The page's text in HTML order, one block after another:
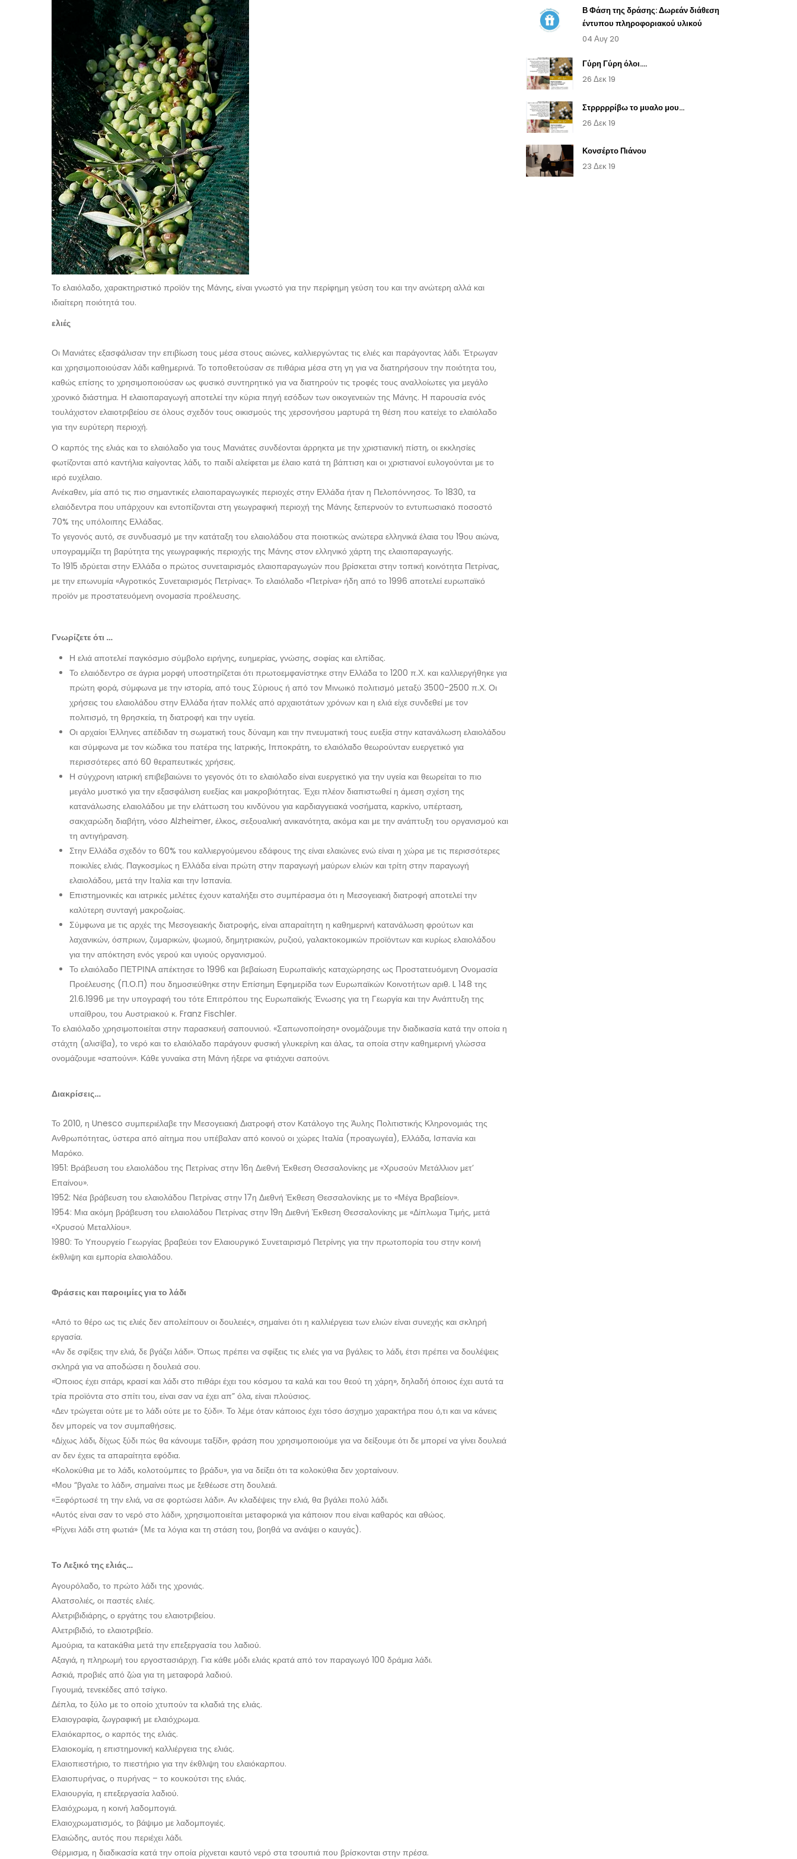
Το ελαιόλαδο, χαρακτηριστικό προϊόν της Μάνης, είναι γνωστό για την περίφημη γεύση του και την ανώτερη αλλά και
ιδιαίτερη ποιότητά του.
ελιές
Οι Μανιάτες εξασφάλισαν την επιβίωση τους μέσα στους αιώνες, καλλιεργώντας τις ελιές και παράγοντας λάδι. Έτρωγαν
και χρησιμοποιούσαν λάδι καθημερινά. Το τοποθετούσαν σε πιθάρια μέσα στη γη για να διατηρήσουν την ποιότητα του,
καθώς επίσης το χρησιμοποιούσαν ως φυσικό συντηρητικό για να διατηρούν τις τροφές τους αναλλοίωτες για μεγάλο
χρονικό διάστημα. Η ελαιοπαραγωγή αποτελεί την κύρια πηγή εσόδων των οικογενειών της Μάνης. Η παρουσία ενός
τουλάχιστον ελαιοτριβείου σε όλους σχεδόν τους οικισμούς της χερσονήσου μαρτυρά τη θέση που κατείχε το ελαιόλαδο
για την ευρύτερη περιοχή.
Ο καρπός της ελιάς και το ελαιόλαδο για τους Μανιάτες συνδέονται άρρηκτα με την χριστιανική πίστη, οι εκκλησίες
φωτίζονται από καντήλια καίγοντας λάδι, το παιδί αλείφεται με έλαιο κατά τη βάπτιση και οι χριστιανοί ευλογούνται με το
ιερό ευχέλαιο.
Ανέκαθεν, μία από τις πιο σημαντικές ελαιοπαραγωγικές περιοχές στην Ελλάδα ήταν η Πελοπόννησος. Το 1830, τα
ελαιόδεντρα που υπάρχουν και εντοπίζονται στη γεωγραφική περιοχή της Μάνης ξεπερνούν το εντυπωσιακό ποσοστό
70% της υπόλοιπης Ελλάδας.
Το γεγονός αυτό, σε συνδυασμό με την κατάταξη του ελαιολάδου στα ποιοτικώς ανώτερα ελληνικά έλαια του 19ου αιώνα,
υπογραμμίζει τη βαρύτητα της γεωγραφικής περιοχής της Μάνης στον ελληνικό χάρτη της ελαιοπαραγωγής.
Το 1915 ιδρύεται στην Ελλάδα ο πρώτος συνεταιρισμός ελαιοπαραγωγών που βρίσκεται στην τοπική κοινότητα Πετρίνας,
με την επωνυμία «Αγροτικός Συνεταιρισμός Πετρίνας». Το ελαιόλαδο «Πετρίνα» ήδη από το 1996 αποτελεί ευρωπαϊκό
προϊόν με προστατευόμενη ονομασία προέλευσης.
Γνωρίζετε ότι …
Η ελιά αποτελεί παγκόσμιο σύμβολο ειρήνης, ευημερίας, γνώσης, σοφίας και ελπίδας.
Το ελαιόδεντρο σε άγρια μορφή υποστηρίζεται ότι πρωτοεμφανίστηκε στην Ελλάδα το 1200 π.Χ. και καλλιεργήθηκε για
πρώτη φορά, σύμφωνα με την ιστορία, από τους Σύριους ή από τον Μινωικό πολιτισμό μεταξύ 3500-2500 π.Χ. Οι
χρήσεις του ελαιολάδου στην Ελλάδα ήταν πολλές από αρχαιοτάτων χρόνων και η ελιά είχε συνδεθεί με τον
πολιτισμό, τη θρησκεία, τη διατροφή και την υγεία.
Οι αρχαίοι Έλληνες απέδιδαν τη σωματική τους δύναμη και την πνευματική τους ευεξία στην κατανάλωση ελαιολάδου
και σύμφωνα με τον κώδικα του πατέρα της Ιατρικής, Ιπποκράτη, το ελαιόλαδο θεωρούνταν ευεργετικό για
περισσότερες από 60 θεραπευτικές χρήσεις.
Η σύγχρονη ιατρική επιβεβαιώνει το γεγονός ότι το ελαιόλαδο είναι ευεργετικό για την υγεία και θεωρείται το πιο
μεγάλο μυστικό για την εξασφάλιση ευεξίας και μακροβιότητας. Έχει πλέον διαπιστωθεί η άμεση σχέση της
κατανάλωσης ελαιολάδου με την ελάττωση του κινδύνου για καρδιαγγειακά νοσήματα, καρκίνο, υπέρταση,
σακχαρώδη διαβήτη, νόσο Alzheimer, έλκος, σεξουαλική ανικανότητα, ακόμα και με την ανάπτυξη του οργανισμού και
τη αντιγήρανση.
Στην Ελλάδα σχεδόν το 60% του καλλιεργούμενου εδάφους της είναι ελαιώνες ενώ είναι η χώρα με τις περισσότερες
ποικιλίες ελιάς. Παγκοσμίως η Ελλάδα είναι πρώτη στην παραγωγή μαύρων ελιών και τρίτη στην παραγωγή
ελαιολάδου, μετά την Ιταλία και την Ισπανία.
Επιστημονικές και ιατρικές μελέτες έχουν καταλήξει στο συμπέρασμα ότι η Μεσογειακή διατροφή αποτελεί την
καλύτερη συνταγή μακροζωίας.
Σύμφωνα με τις αρχές της Μεσογειακής διατροφής, είναι απαραίτητη η καθημερινή κατανάλωση φρούτων και
λαχανικών, όσπριων, ζυμαρικών, ψωμιού, δημητριακών, ρυζιού, γαλακτοκομικών προϊόντων και κυρίως ελαιολάδου
για την απόκτηση ενός γερού και υγιούς οργανισμού.
Το ελαιόλαδο ΠΕΤΡΙΝΑ απέκτησε το 1996 και βεβαίωση Ευρωπαϊκής καταχώρησης ως Προστατευόμενη Ονομασία
Προέλευσης (Π.Ο.Π) που δημοσιεύθηκε στην Επίσημη Εφημερίδα των Ευρωπαϊκών Κοινοτήτων αριθ. L 148 της
21.6.1996 με την υπογραφή του τότε Επιτρόπου της Ευρωπαϊκής Ένωσης για τη Γεωργία και την Ανάπτυξη της
υπαίθρου, του Αυστριακού κ. Franz Fischler.
Το ελαιόλαδο χρησιμοποιείται στην παρασκευή σαπουνιού. «Σαπωνοποίηση» ονομάζουμε την διαδικασία κατά την οποία η
στάχτη (αλισίβα), το νερό και το ελαιόλαδο παράγουν φυσική γλυκερίνη και άλας, τα οποία στην καθημερινή γλώσσα
ονομάζουμε «σαπούνι». Κάθε γυναίκα στη Μάνη ήξερε να φτιάχνει σαπούνι.
Διακρίσεις…
Το 2010, η Unesco συμπεριέλαβε την Μεσογειακή Διατροφή στον Κατάλογο της Άυλης Πολιτιστικής Κληρονομιάς της
Ανθρωπότητας, ύστερα από αίτημα που υπέβαλαν από κοινού οι χώρες Ιταλία (προαγωγέα), Ελλάδα, Ισπανία και
Μαρόκο.
1951: Βράβευση του ελαιολάδου της Πετρίνας στην 16η Διεθνή Έκθεση Θεσσαλονίκης με «Χρυσούν Μετάλλιον μετ’
Επαίνου».
1952: Νέα βράβευση του ελαιολάδου Πετρίνας στην 17η Διεθνή Έκθεση Θεσσαλονίκης με το «Μέγα Βραβείον».
1954: Μια ακόμη βράβευση του ελαιολάδου Πετρίνας στην 19η Διεθνή Έκθεση Θεσσαλονίκης με «Δίπλωμα Τιμής, μετά
«Χρυσού Μεταλλίου».
1980: Το Υπουργείο Γεωργίας βραβεύει τον Ελαιουργικό Συνεταιρισμό Πετρίνης για την πρωτοπορία του στην κοινή
έκθλιψη και εμπορία ελαιολάδου.
Φράσεις και παροιμίες για το λάδι
«Από το θέρο ως τις ελιές δεν απολείπουν οι δουλειές», σημαίνει ότι η καλλιέργεια των ελιών είναι συνεχής και σκληρή
εργασία.
«Αν δε σφίξεις την ελιά, δε βγάζει λάδι». Όπως πρέπει να σφίξεις τις ελιές για να βγάλεις το λάδι, έτσι πρέπει να δουλέψεις
σκληρά για να αποδώσει η δουλειά σου.
«Όποιος έχει σιτάρι, κρασί και λάδι στο πιθάρι έχει του κόσμου τα καλά και του θεού τη χάρη», δηλαδή όποιος έχει αυτά τα
τρία προϊόντα στο σπίτι του, είναι σαν να έχει απ” όλα, είναι πλούσιος.
«Δεν τρώγεται ούτε με το λάδι ούτε με το ξύδι». Το λέμε όταν κάποιος έχει τόσο άσχημο χαρακτήρα που ό,τι και να κάνεις
δεν μπορείς να τον συμπαθήσεις.
«Δίχως λάδι, δίχως ξύδι πώς θα κάνουμε ταξίδι», φράση που χρησιμοποιούμε για να δείξουμε ότι δε μπορεί να γίνει δουλειά
αν δεν έχεις τα απαραίτητα εφόδια.
«Κολοκύθια με το λάδι, κολοτούμπες το βράδυ», για να δείξει ότι τα κολοκύθια δεν χορταίνουν.
«Μου “βγαλε το λάδι», σημαίνει πως με ξεθέωσε στη δουλειά.
«Ξεφόρτωσέ τη την ελιά, να σε φορτώσει λάδι». Αν κλαδέψεις την ελιά, θα βγάλει πολύ λάδι.
«Αυτός είναι σαν το νερό στο λάδι», χρησιμοποιείται μεταφορικά για κάποιον που είναι καθαρός και αθώος.
«Ρίχνει λάδι στη φωτιά» (Με τα λόγια και τη στάση του, βοηθά να ανάψει ο καυγάς).
Το Λεξικό της ελιάς…
Αγουρόλαδο, το πρώτο λάδι της χρονιάς.
Αλατσολιές, οι παστές ελιές.
Αλετριβιδιάρης, ο εργάτης του ελαιοτριβείου.
Αλετριβιδιό, το ελαιοτριβείο.
Αμούρια, τα κατακάθια μετά την επεξεργασία του λαδιού.
Αξαγιά, η πληρωμή του εργοστασιάρχη. Για κάθε μόδι ελιάς κρατά από τον παραγωγό 100 δράμια λάδι.
Ασκιά, προβιές από ζώα για τη μεταφορά λαδιού.
Γιγουμιά, τενεκέδες από τσίγκο.
Δέπλα, το ξύλο με το οποίο χτυπούν τα κλαδιά της ελιάς.
Ελαιογραφία, ζωγραφική με ελαιόχρωμα.
Ελαιόκαρπος, ο καρπός της ελιάς.
Ελαιοκομία, η επιστημονική καλλιέργεια της ελιάς.
Ελαιοπιεστήριο, το πιεστήριο για την έκθλιψη του ελαιόκαρπου.
Ελαιοπυρήνας, ο πυρήνας – το κουκούτσι της ελιάς.
Ελαιουργία, η επεξεργασία λαδιού.
Ελαιόχρωμα, η κοινή λαδομπογιά.
Ελαιοχρωματισμός, το βάψιμο με λαδομπογιές.
Ελαιώδης, αυτός που περιέχει λάδι.
Θέρμισμα, η διαδικασία κατά την οποία ρίχνεται καυτό νερό στα τσουπιά που βρίσκονται στην πρέσα.
Β Φάση της δράσης: Δωρεάν διάθεση
έντυπου πληροφοριακού υλικού
04 Αυγ 20
Γύρη Γύρη όλοι....
26 Δεκ 19
Στρρρρρίβω το μυαλο μου...
26 Δεκ 19
Κονσέρτο Πιάνου
23 Δεκ 19